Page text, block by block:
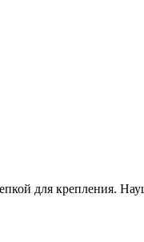
для крепления.